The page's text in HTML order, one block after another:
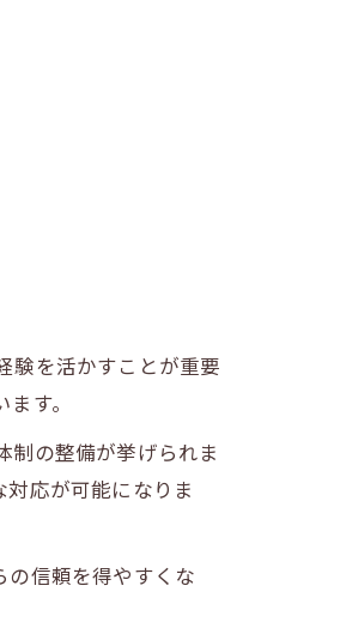
験を活かすことが重要
す。
制の整備が挙げられま
応が可能になりま
の信頼を得やすくな